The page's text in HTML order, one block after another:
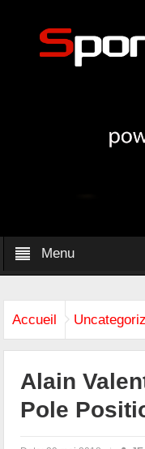
Menu
Accueil
Alain
Pole